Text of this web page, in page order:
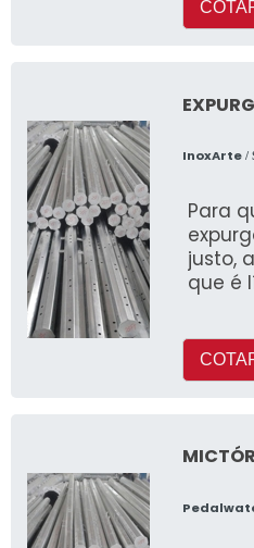
InoxArte/
Para
justo,
que é